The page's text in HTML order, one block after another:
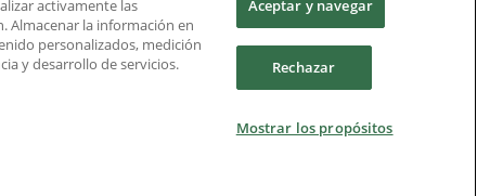
activamente las
Almacenar la información en
personalizados, medición
y desarrollo de servicios.
Aceptar y navegar
Rechazar
Mostrar los propósitos